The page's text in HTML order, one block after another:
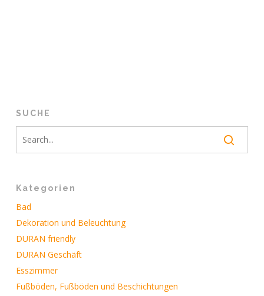
SUCHE
Kategorien
Bad
Dekoration und Beleuchtung
DURAN friendly
DURAN Geschäft
Esszimmer
Fußböden, Fußböden und Beschichtungen